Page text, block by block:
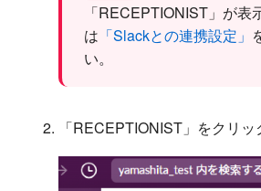
「RECEPTIONIST」が表
は 「Slackとの連携設定 」
い。
「RECEPTIONIST」をクリッ